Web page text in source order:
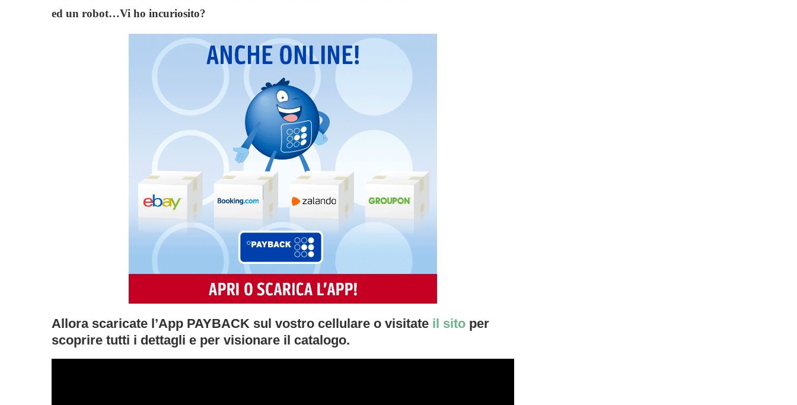
ed un robot…Vi ho incuriosito?
Allora scaricate l’App PAYBACK sul vostro cellulare o visitate il sito per
scoprire tutti i dettagli e per visionare il catalogo.